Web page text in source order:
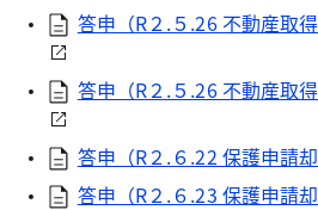
答申（R２.５.26 不動産取
答申（R２.５.26 不動産取
答申（R２.６.22 保護申請
答申（R２.６.23 保護申請